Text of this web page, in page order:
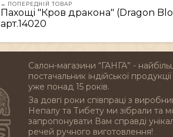
← ПОПЕРЕДНІЙ ТОВАР
Пахощі "Кров дракона" (Dragon
арт.14020
Салон-магазини “ГАНГА” -
постачальник індійської
уже понад 15 років.
За довгі роки співпраці з
Непалу та Тибету ми зібрали та
запропонувати Вам справді
речей ручного виготовлення!